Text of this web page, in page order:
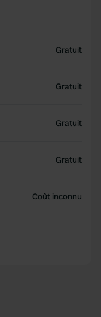
Gratuit
Gratuit
Gratuit
Gratuit
Coût inconnu